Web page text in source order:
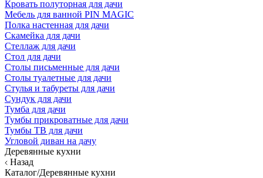
Кровать полуторная для дачи
Мебель для ванной PIN MAGIC
Полка настенная для дачи
Скамейка для дачи
Стеллаж для дачи
Стол для дачи
Столы письменные для дачи
Столы туалетные для дачи
Стулья и табуреты для дачи
Сундук для дачи
Тумба для дачи
Тумбы прикроватные для дачи
Тумбы ТВ для дачи
Угловой диван на дачу
Деревянные кухни
Назад
Каталог/Деревянные кухни